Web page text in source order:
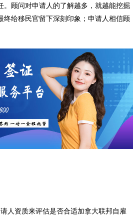
。顾问对申请人的了解越多，就越能挖掘
终给移民官留下深刻印象；申请人相信顾
人资质来评估是否合适加拿大联邦自雇